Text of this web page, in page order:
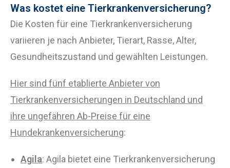
Was kostet eine Tierkrankenversicherung?
Die Kosten für eine Tierkrankenversicherung
variieren je nach Anbieter, Tierart, Rasse, Alter,
Gesundheitszustand und gewählten Leistungen.
Hier sind fünf etablierte Anbieter von
Tierkrankenversicherungen in Deutschland und
ihre ungefähren Ab-Preise für eine
Hundekrankenversicherung:
Agila: Agila bietet eine Tierkrankenversicherung